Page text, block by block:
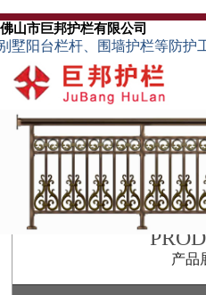
佛山市巨邦护栏有限公司
台栏杆、围墙护栏等防护工
产品